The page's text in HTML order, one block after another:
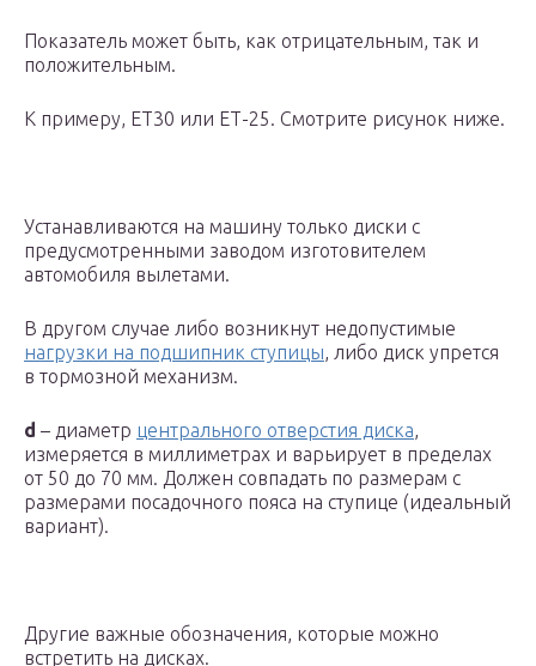
Показатель может быть, как отрицательным, так и
положительным.
К примеру, ЕТ30 или ЕТ-25. Смотрите рисунок ниже.
Устанавливаются на машину только диски с
предусмотренными заводом изготовителем
автомобиля вылетами.
В другом случае либо возникнут недопустимые
нагрузки на подшипник ступицы, либо диск упрется
в тормозной механизм.
d – диаметр центрального отверстия диска,
измеряется в миллиметрах и варьирует в пределах
от 50 до 70 мм. Должен совпадать по размерам с
размерами посадочного пояса на ступице (идеальный
вариант).
Другие важные обозначения, которые можно
встретить на дисках.